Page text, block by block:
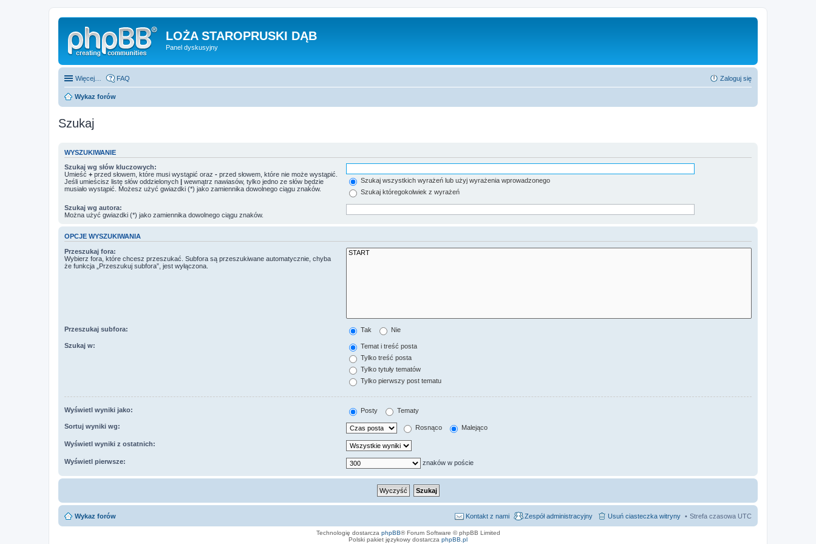
LOŻA STAROPRUSKI DĄB
Panel dyskusyjny
Więcej… FAQ Zaloguj się
Wykaz forów
Szukaj
WYSZUKIWANIE
Szukaj wg słów kluczowych:
Umieść + przed słowem, które musi wystąpić oraz - przed słowem, które nie może wystąpić.
Jeśli umieścisz listę słów oddzielonych | wewnątrz nawiasów, tylko jedno ze słów będzie
musiało wystąpić. Możesz użyć gwiazdki (*) jako zamiennika dowolnego ciągu znaków.
Szukaj wszystkich wyrażeń lub użyj wyrażenia wprowadzonego
Szukaj któregokolwiek z wyrażeń
Szukaj wg autora:
Można użyć gwiazdki (*) jako zamiennika dowolnego ciągu znaków.
OPCJE WYSZUKIWANIA
Przeszukaj fora:
Wybierz fora, które chcesz przeszukać. Subfora są przeszukiwane automatycznie, chyba
że funkcja „Przeszukuj subfora”, jest wyłączona.
Przeszukaj subfora: Tak Nie
Szukaj w:
Temat i treść posta
Tylko treść posta
Tylko tytuły tematów
Tylko pierwszy post tematu
Wyświetl wyniki jako: Posty Tematy
Sortuj wyniki wg: Rosnąco Malejąco
Wyświetl wyniki z ostatnich:
Wyświetl pierwsze: znaków w poście
Wykaz forów Strefa czasowa UTC
Usuń ciasteczka witryny
Zespół administracyjny
Kontakt z nami
Technologię dostarcza phpBB® Forum Software © phpBB Limited
Polski pakiet językowy dostarcza phpBB.pl